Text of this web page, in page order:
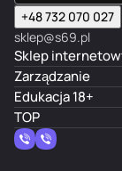
+48 732 070 027
sklep@s69.pl
Sklep
Zarządzanie
Edukacja 18+
TOP